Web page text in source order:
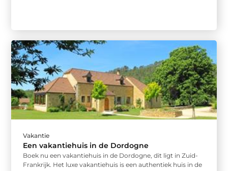
Vakantie
Een vakantiehuis in de Dordogne
Boek nu een vakantiehuis in de Dordogne, dit ligt in Zuid-
Frankrijk. Het luxe vakantiehuis is een authentiek huis in de